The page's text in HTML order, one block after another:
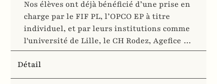
Nos élèves ont déjà bénéficié d’une prise en
charge par le FIF PL, l’OPCO EP à titre
individuel, et par leurs institutions comme
l'université de Lille, le CH Rodez, Agefice …
Détail